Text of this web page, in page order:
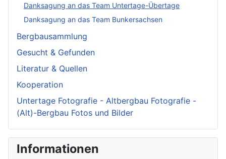
Danksagung an das Team Untertage-Übertage
Danksagung an das Team Bunkersachsen
Bergbausammlung
Gesucht & Gefunden
Literatur & Quellen
Kooperation
Untertage Fotografie - Altbergbau Fotografie -
(Alt)-Bergbau Fotos und Bilder
Informationen